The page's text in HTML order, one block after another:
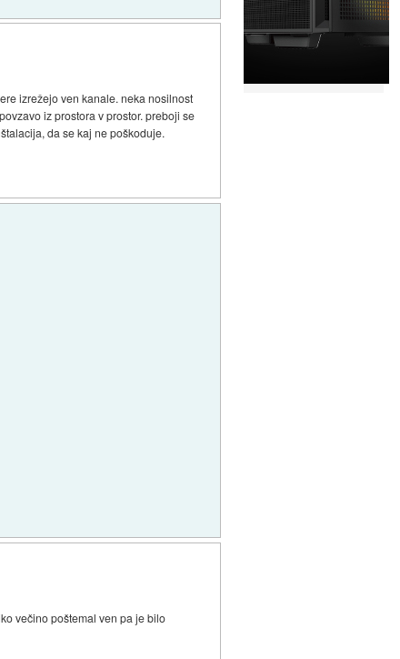
izrežejo ven kanale. neka nosilnost
iz prostora v prostor. preboji se
da se kaj ne poškoduje.
večino poštemal ven pa je bilo